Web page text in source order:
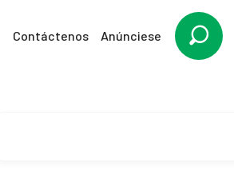
Contáctenos Anúnciese